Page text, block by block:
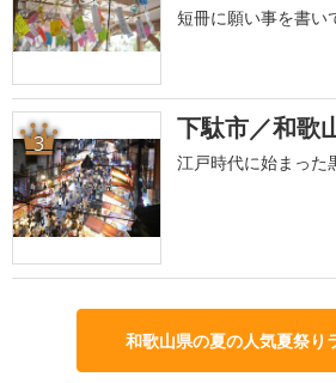
短冊に願い事を書い
3 下駄市／和歌
江戸時代に始まった
和歌山県の夏の人気夏祭り